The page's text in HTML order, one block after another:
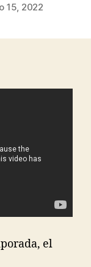
15, 2022
el